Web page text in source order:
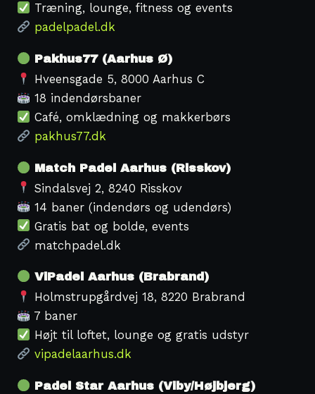
Træning, lounge, fitness og events
padelpadel.dk
Pakhus77 (Aarhus Ø)
Hveensgade 5, 8000 Aarhus C
18 indendørsbaner
Café, omklædning og makkerbørs
pakhus77.dk
Match Padel Aarhus (Risskov)
Sindalsvej 2, 8240 Risskov
14 baner (indendørs og udendørs)
Gratis bat og bolde, events
matchpadel.dk
ViPadel Aarhus (Brabrand)
Holmstrupgårdvej 18, 8220 Brabrand
7 baner
Højt til loftet, lounge og gratis udstyr
vipadelaarhus.dk
Padel Star Aarhus (Viby/Højbjerg)